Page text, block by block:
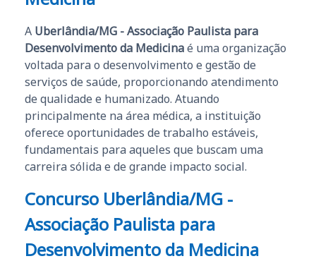
A Uberlândia/MG - Associação Paulista para
Desenvolvimento da Medicinaé uma organização
voltada para o desenvolvimento e gestão de
serviços de saúde, proporcionando atendimento
de qualidade e humanizado. Atuando
principalmente na área médica, a instituição
oferece oportunidades de trabalho estáveis,
fundamentais para aqueles que buscam uma
carreira sólida e de grande impacto social.
Concurso Uberlândia/MG -
Associação Paulista para
Desenvolvimento da Medicina